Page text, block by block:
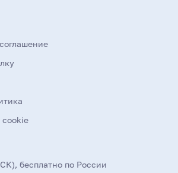
cookie
бесплатно по России